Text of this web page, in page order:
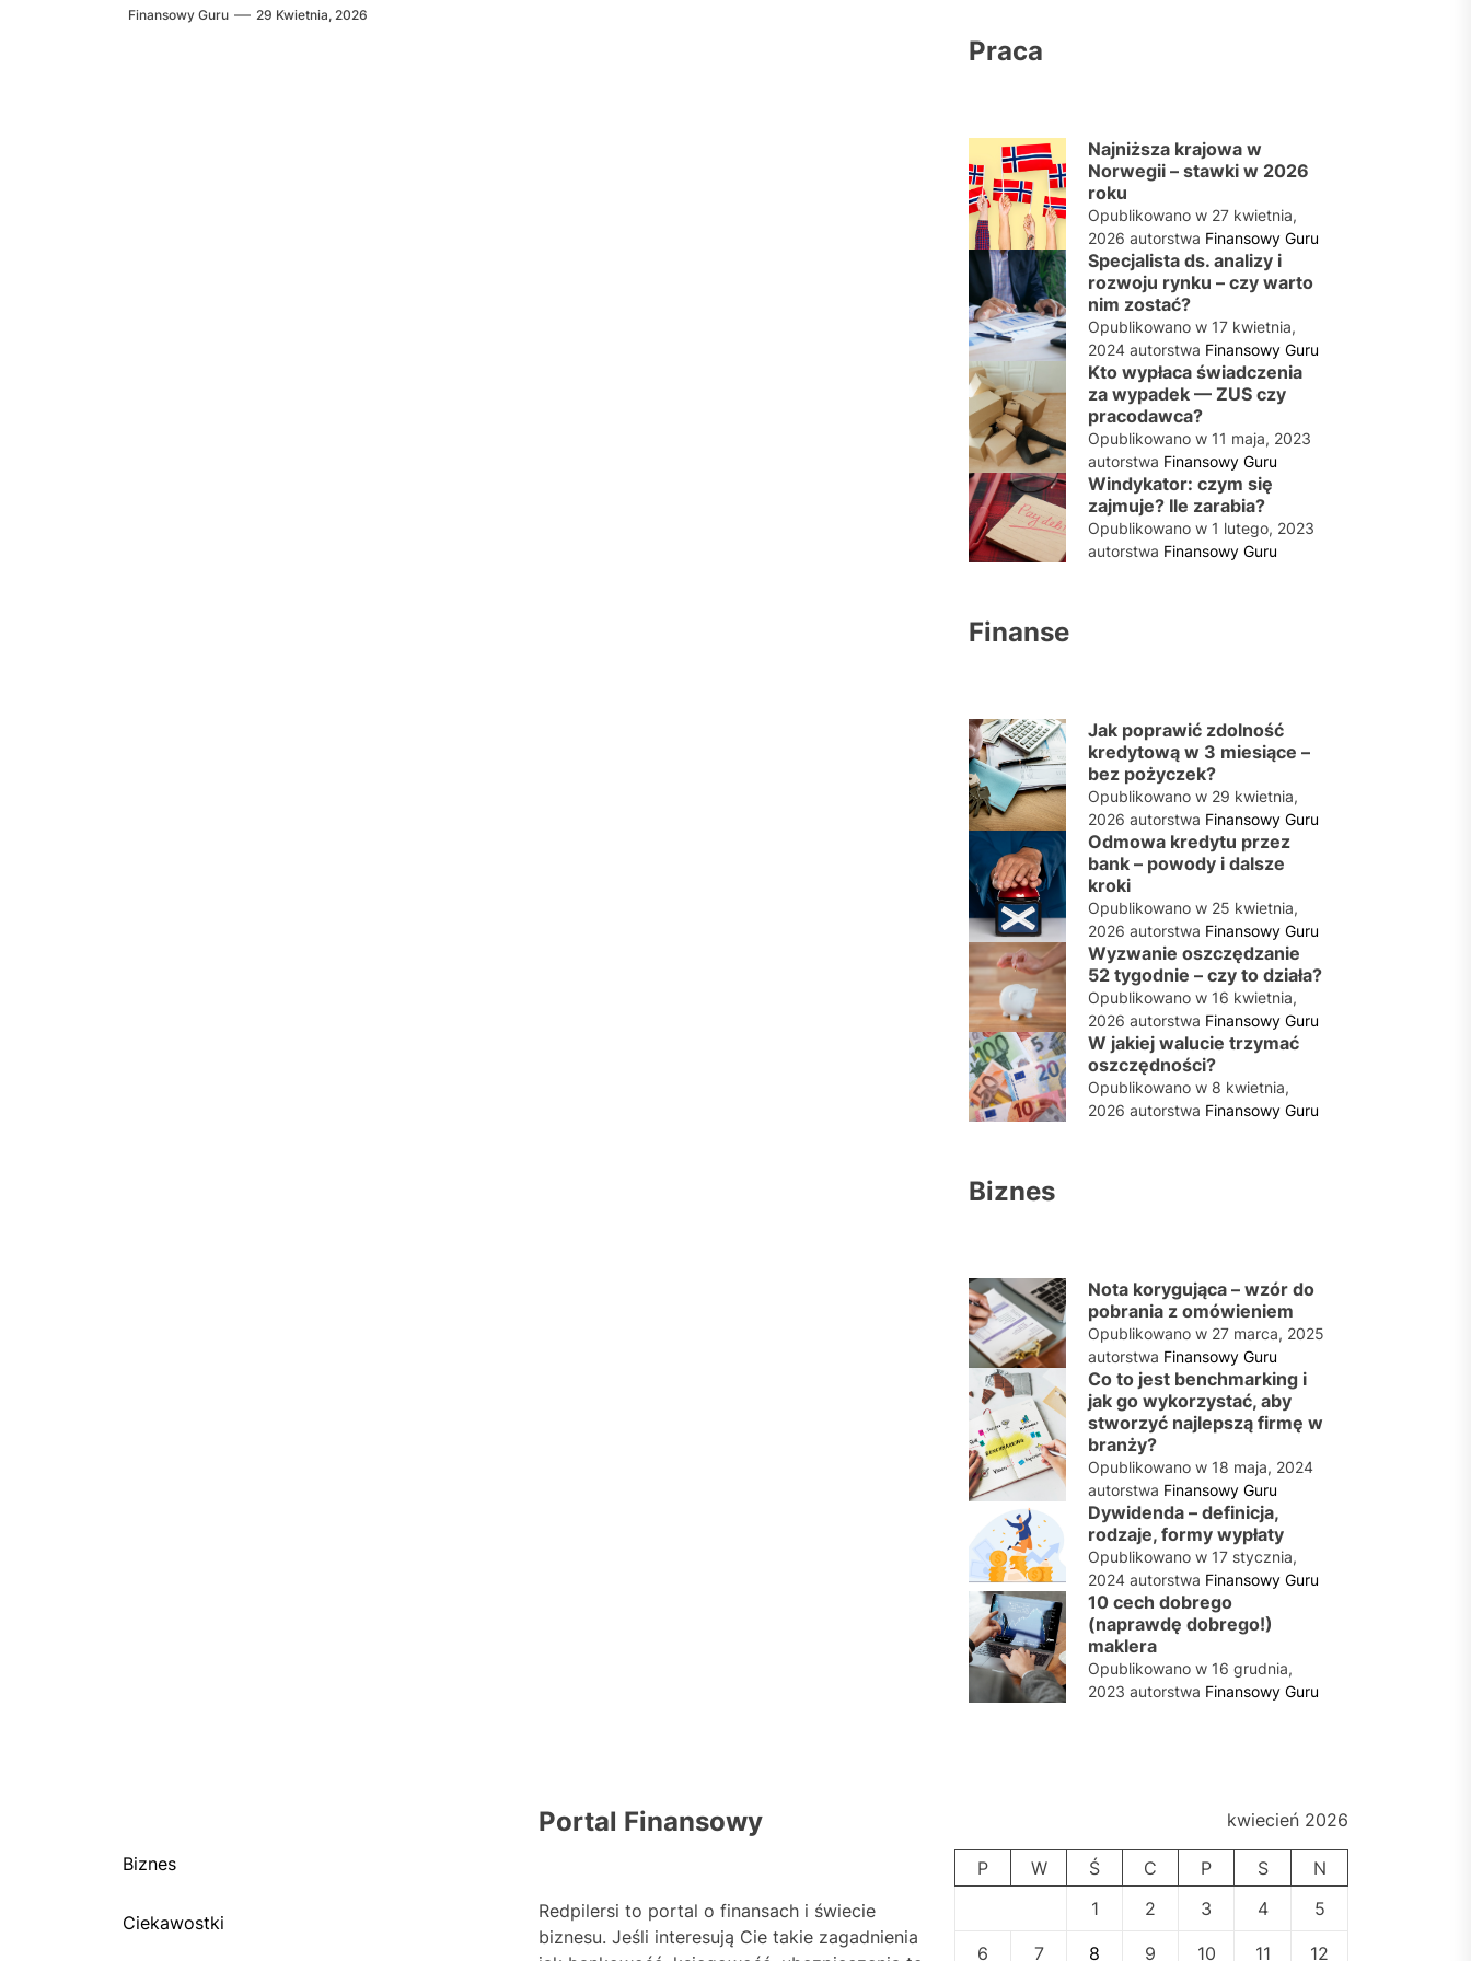
Finansowy Guru 29 Kwietnia, 2026
Praca
Najniższa krajowa w
Norwegii – stawki w 2026
roku
Opublikowano w 27 kwietnia,
2026 autorstwa Finansowy Guru
Specjalista ds. analizy i
rozwoju rynku – czy warto
nim zostać?
Opublikowano w 17 kwietnia,
2024 autorstwa Finansowy Guru
Kto wypłaca świadczenia
za wypadek — ZUS czy
pracodawca?
Opublikowano w 11 maja, 2023
autorstwa Finansowy Guru
Windykator: czym się
zajmuje? Ile zarabia?
Opublikowano w 1 lutego, 2023
autorstwa Finansowy Guru
Finanse
Jak poprawić zdolność
kredytową w 3 miesiące –
bez pożyczek?
Opublikowano w 29 kwietnia,
2026 autorstwa Finansowy Guru
Odmowa kredytu przez
bank – powody i dalsze
kroki
Opublikowano w 25 kwietnia,
2026 autorstwa Finansowy Guru
Wyzwanie oszczędzanie
52 tygodnie – czy to działa?
Opublikowano w 16 kwietnia,
2026 autorstwa Finansowy Guru
W jakiej walucie trzymać
oszczędności?
Opublikowano w 8 kwietnia,
2026 autorstwa Finansowy Guru
Biznes
Nota korygująca – wzór do
pobrania z omówieniem
Opublikowano w 27 marca, 2025
autorstwa Finansowy Guru
Co to jest benchmarking i
jak go wykorzystać, aby
stworzyć najlepszą firmę w
branży?
Opublikowano w 18 maja, 2024
autorstwa Finansowy Guru
Dywidenda – definicja,
rodzaje, formy wypłaty
Opublikowano w 17 stycznia,
2024 autorstwa Finansowy Guru
10 cech dobrego
(naprawdę dobrego!)
maklera
Opublikowano w 16 grudnia,
2023 autorstwa Finansowy Guru
Biznes
Ciekawostki
Portal Finansowy
Redpilersi to portal o finansach i świecie
biznesu. Jeśli interesują Cie takie zagadnienia
kwiecień 2026
P W Ś C P S
N
1
2 3 4 5
6 7 8 9 10 11 12